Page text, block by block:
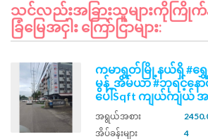
သင်လည်းအခြားသူများကိုကြို
ခြံမြေအငှါး ကြော်ငြာများ:
ကမာရွတ်မြို့နယ်ရှိ #ရွှ
မွန်_အိမ်ယာ #ဘုရင့်နော
ပေါ်Sqft ကျယ်ကျယ် အငှ
အရွယ်အစား
အိပ်ခန်းများ
4